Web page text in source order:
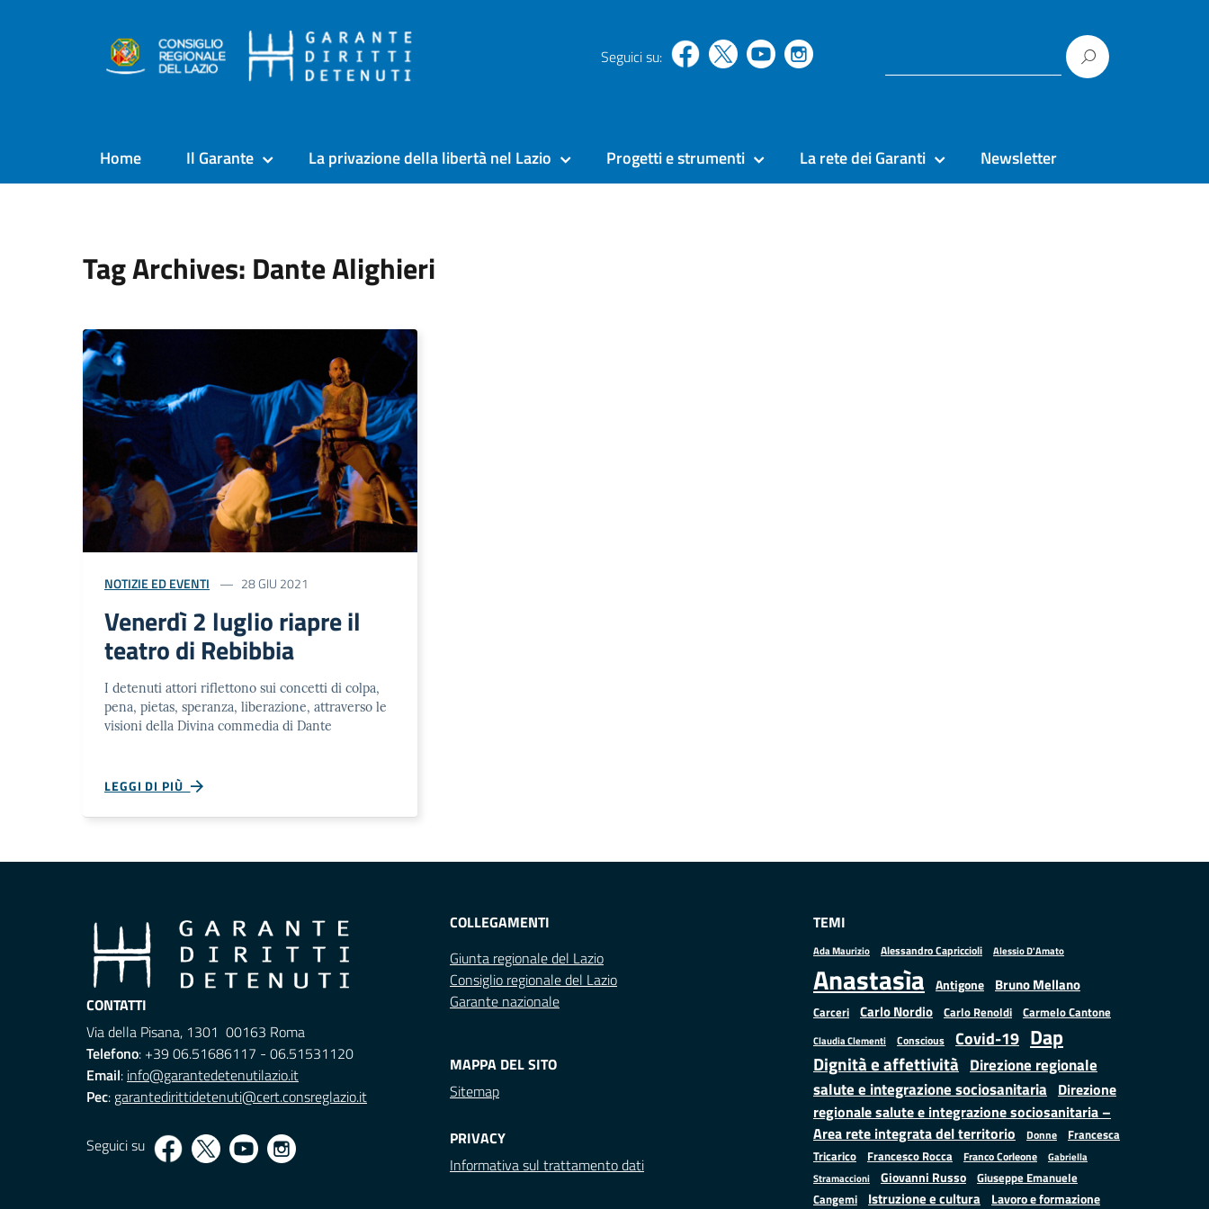
Seguici su:
Home Il Garante La privazione della libertà nel Lazio Progetti e strumenti La rete dei Garanti Newsletter
Tag Archives: Dante Alighieri
NOTIZIE ED EVENTI 28 GIU 2021
Venerdì 2 luglio riapre il
teatro di Rebibbia
I detenuti attori riflettono sui concetti di colpa,
pena, pietas, speranza, liberazione, attraverso le
visioni della Divina commedia di Dante
LEGGI DI PIÙ
CONTATTI
Via della Pisana, 1301 00163 Roma
Telefono: +39 06.51686117 - 06.51531120
Email: info@garantedetenutilazio.it
Pec: garantedirittidetenuti@cert.consreglazio.it
Seguici su
COLLEGAMENTI
Giunta regionale del Lazio
Consiglio regionale del Lazio
Garante nazionale
MAPPA DEL SITO
Sitemap
PRIVACY
Informativa sul trattamento dati
TEMI
Ada Maurizio Alessandro Capriccioli Alessio D'Amato
Anastasìa Antigone Bruno Mellano
Carceri Carlo Nordio Carlo Renoldi Carmelo Cantone
Claudia Clementi Conscious Covid-19 Dap
Dignità e affettività Direzione regionale
salute e integrazione sociosanitaria Direzione
regionale salute e integrazione sociosanitaria –
Area rete integrata del territorio
Donne
Francesca
Tricarico
Francesco Rocca Franco Corleone
Gabriella
Stramaccioni
Giovanni Russo Giuseppe Emanuele
Cangemi
Istruzione e cultura Lavoro e formazione